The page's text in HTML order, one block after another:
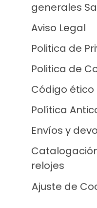
generales
Aviso Legal
Politica de
Politica de
Código ético
Política
Envíos y
relojes
Ajuste de